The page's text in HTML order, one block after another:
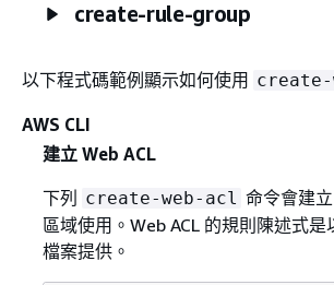
create-rule-group
以下程式碼範例顯示如何使用 create-
AWS CLI
建立 Web ACL
下列
create-web-acl 命令會建
區域使用。Web ACL 的規則陳述式是
檔案提供。